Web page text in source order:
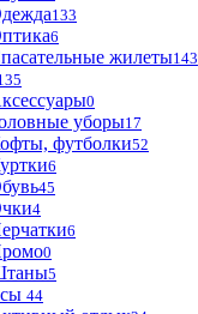
133
6
жилеты143
0
уборы17
футболки52
6
45
4
6
0
5
44